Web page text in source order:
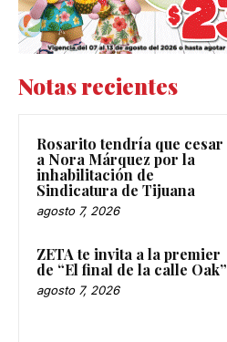
Notas recientes
Rosarito tendría que cesar
a Nora Márquez por la
inhabilitación de
Sindicatura de Tijuana
agosto 7, 2026
ZETA te invita a la premier
de “El final de la calle Oak”
agosto 7, 2026